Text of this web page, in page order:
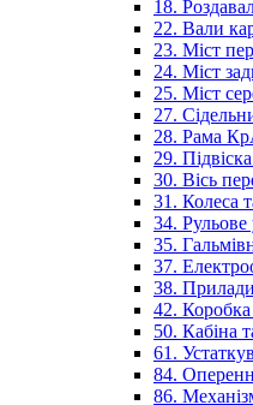
18.
22. Вали
23. Міст
24. Міст
25. Міст
27.
28. Рама
29.
30. Вісь
31. Колеса
34.
35.
37.
38.
42.
50. Кабіна
61.
84.
86.